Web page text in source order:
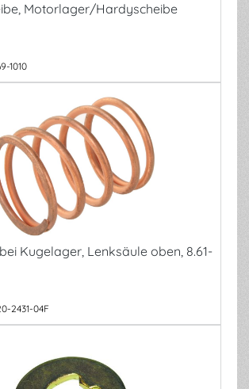
Motorlager/Hardyscheibe
1010
Kugelager, Lenksäule oben, 8.61-
2431-04F